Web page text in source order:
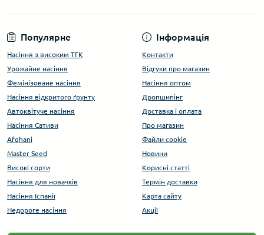
Популярне
Насіння з високим ТГК
Урожайне насіння
Фемінізоване насіння
Насіння відкритого ґрунту
Автоквітуче насіння
Насіння Сативи
Afghani
Master Seed
Високі сорти
Насіння для новачків
Насіння Іспанії
Недороге насіння
Інформація
Контакти
Відгуки про магазин
Насіння оптом
Дропшипінг
Доставка і оплата
Про магазин
Файли cookie
Новини
Корисні статті
Термін доставки
Карта сайту
Акції